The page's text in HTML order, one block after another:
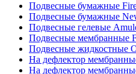
Подвесные бумажные
Подвесные бумажные
Подвесные гелевые
Подвесные мембранные
Подвесные жидкостные
На дефлектор
На дефлектор